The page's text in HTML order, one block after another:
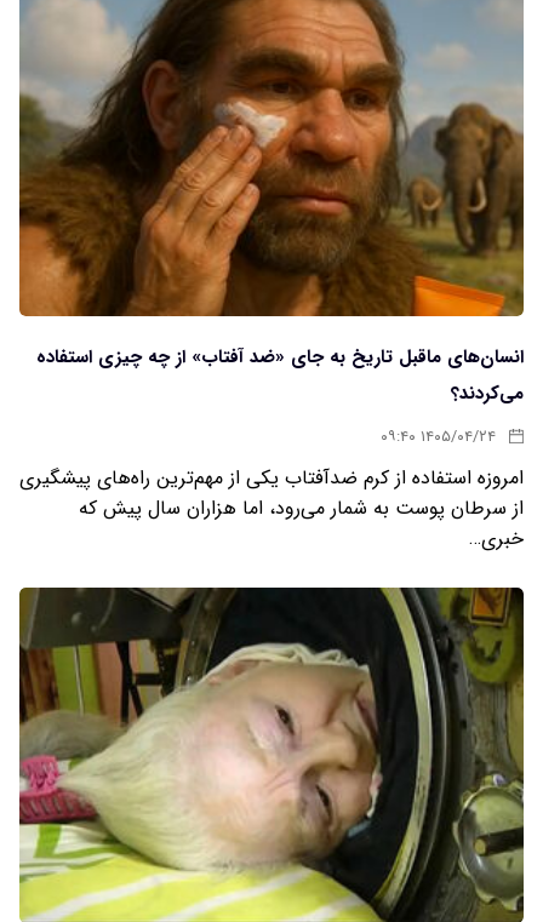
انسان‌های ماقبل تاریخ به جای «ضد آفتاب» از چه چیزی استفاده
می‌کردند؟
۱۴۰۵/۰۴/۲۴ ۰۹:۴۰
امروزه استفاده از کرم ضدآفتاب یکی از مهم‌ترین راه‌های پیشگیری
از سرطان پوست به شمار می‌رود، اما هزاران سال پیش که
خبری…